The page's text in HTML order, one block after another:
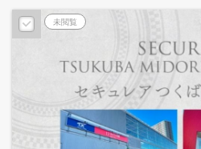
未閲覧